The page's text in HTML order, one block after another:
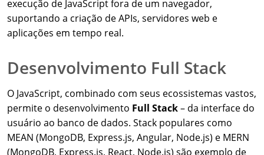
execução de JavaScript fora de um navegador,
suportando a criação de APIs, servidores web e
aplicações em tempo real.
Desenvolvimento Full Stack
O JavaScript, combinado com seus ecossistemas vastos,
permite o desenvolvimento Full Stack– da interface do
usuário ao banco de dados. Stack populares como
MEAN (MongoDB, Express.js, Angular, Node.js) e MERN
(MongoDB, Express.js, React, Node.js) são exemplo de